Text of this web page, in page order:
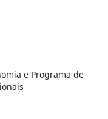
e Programa de